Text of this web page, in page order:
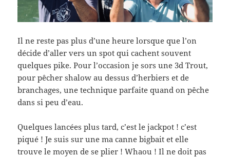
Il ne reste pas plus d’une heure lorsque que l’on
décide d’aller vers un spot qui cachent souvent
quelques pike. Pour l’occasion je sors une 3d Trout,
pour pêcher shalow au dessus d’herbiers et de
branchages, une technique parfaite quand on pêche
dans si peu d’eau.
Quelques lancées plus tard, c’est le jackpot ! c’est
piqué ! Je suis sur une ma canne bigbait et elle
trouve le moyen de se plier ! Whaou ! Il ne doit pas